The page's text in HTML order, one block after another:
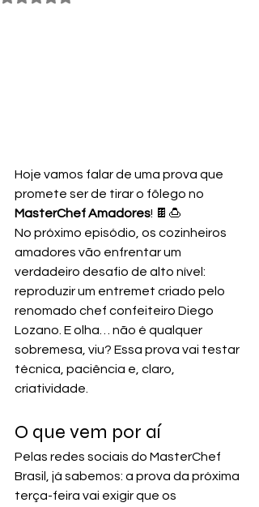
Hoje vamos falar de uma prova que
promete ser de tirar o fôlego no
MasterChef Amadores! 🍫🍮
No próximo episódio, os cozinheiros
amadores vão enfrentar um
verdadeiro desafio de alto nível:
reproduzir um entremet criado pelo
renomado chef confeiteiro Diego
Lozano. E olha… não é qualquer
sobremesa, viu? Essa prova vai testar
técnica, paciência e, claro,
criatividade.
O que vem por aí
Pelas redes sociais do MasterChef
Brasil, já sabemos: a prova da próxima
terça-feira vai exigir que os